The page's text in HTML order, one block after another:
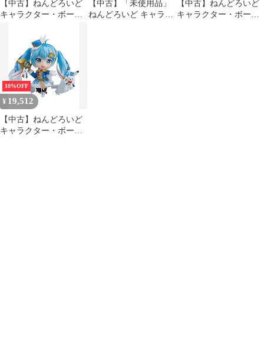
【中古】ねんどろいど
キャラクター・ボーカ
ク 雪ミク Snow Princess
Ver. ノンスケール
ABS&PVC製 塗装済み
可動フィギュア
mxn26g8
【中古】「未使用品」
ねんどろいど キャラク
【中古】ねんどろいど
キャラクター・ボーカ
10%OFF
¥ 19,512
【中古】ねんどろいど
キャラクター・ボーカ